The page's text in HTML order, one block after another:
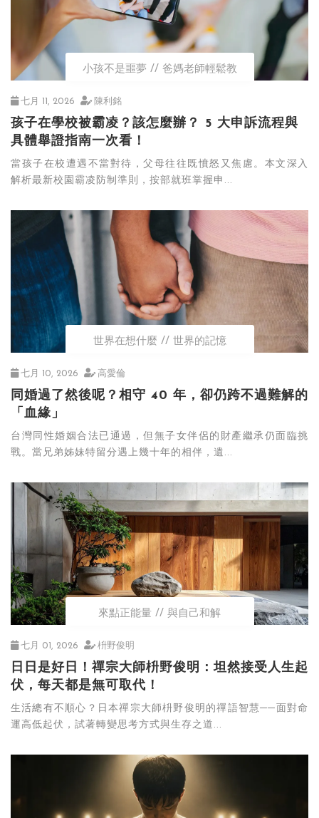
小孩不是噩夢 爸媽老師輕鬆教
七月 11, 2026 陳利銘
孩子在學校被霸凌？該怎麼辦？ 5 大申訴流程與
具體舉證指南一次看！
當孩子在校遭遇不當對待，父母往往既憤怒又焦慮。本文深入
解析最新校園霸凌防制準則，按部就班掌握申...
世界在想什麼 世界的記憶
七月 10, 2026 高愛倫
同婚過了然後呢？相守 40 年，卻仍跨不過難解的
「血緣」
台灣同性婚姻合法已通過，但無子女伴侶的財產繼承仍面臨挑
戰。當兄弟姊妹特留分遇上幾十年的相伴，遺...
來點正能量 與自己和解
七月 01, 2026 枡野俊明
日日是好日！禪宗大師枡野俊明：坦然接受人生起
伏，每天都是無可取代！
生活總有不順心？日本禪宗大師枡野俊明的禪語智慧──面對命
運高低起伏，試著轉變思考方式與生存之道...